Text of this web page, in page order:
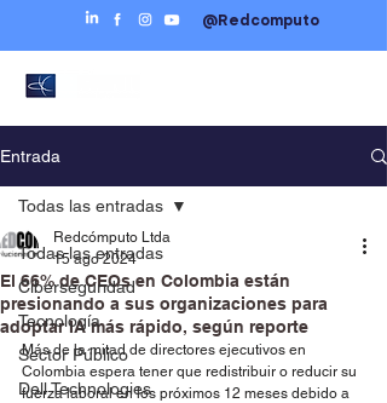
@Redcomputo
Entrada
Todas las entradas
Ciberseguridad
Tecnología
Sector Público
Dell Technologies
Todas las entradas
El 66% de CEOs en Colombia están
presionando a sus organizaciones para
adoptar IA más rápido, según reporte
Redcómputo Ltda
15 ago 2024
Más de la mitad de directores ejecutivos en
Colombia espera tener que redistribuir o reducir su
fuerza laboral en los próximos 12 meses debido a